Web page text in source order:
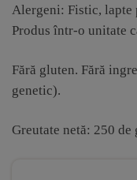
Alergeni: Fistic, lapte
Produs într-o unitate
Fără gluten. Fără
genetic).
Greutate netă: 250 de